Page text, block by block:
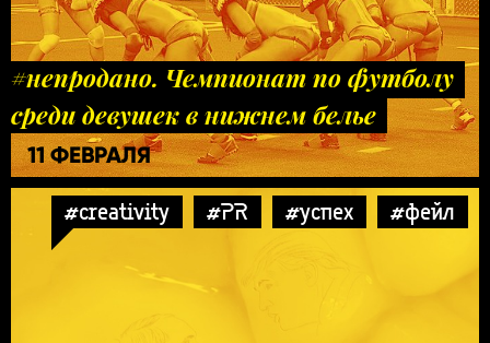
#непродано. Чемпионат по футболу
среди девушек в нижнем белье
11 ФЕВРАЛЯ
#creativity #PR #успех #фейл